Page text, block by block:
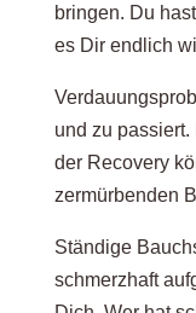
bringen. Du
es Dir endlich
und zu
der Recovery
zermürbenden
Ständige
schmerzhaft